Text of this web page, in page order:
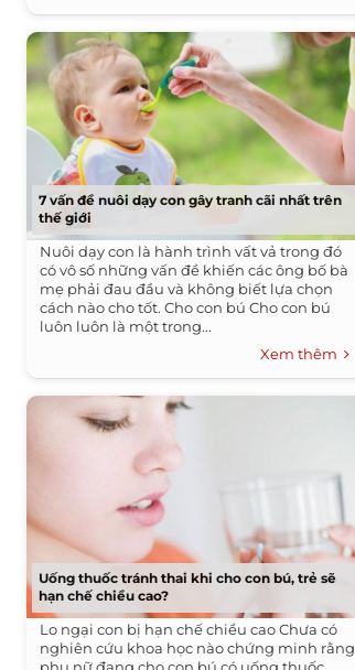
7 vấn đề nuôi dạy con gây tranh cãi nhất trên
thế giới
Nuôi dạy con là hành trình vất vả trong đó
có vô số những vấn đề khiến các ông bố bà
mẹ phải đau đầu và không biết lựa chọn
cách nào cho tốt. Cho con bú Cho con bú
luôn luôn là một trong...
Xem thêm
Uống thuốc tránh thai khi cho con bú, trẻ sẽ
hạn chế chiều cao?
Lo ngại con bị hạn chế chiều cao Chưa có
nghiên cứu khoa học nào chứng minh rằng